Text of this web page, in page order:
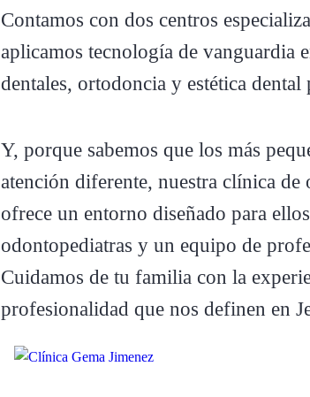
Contamos con dos centros
aplicamos tecnología de vanguardia
dentales, ortodoncia y estética dental
Y, porque sabemos que los más
atención diferente, nuestra clínica
ofrece un entorno diseñado para
odontopediatras y un equipo de
Cuidamos de tu familia con la
profesionalidad que nos definen en